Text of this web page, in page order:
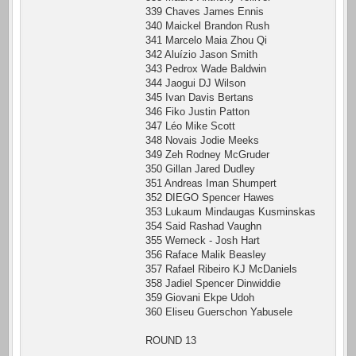
339 Chaves James Ennis
340 Maickel Brandon Rush
341 Marcelo Maia Zhou Qi
342 Aluízio Jason Smith
343 Pedrox Wade Baldwin
344 Jaogui DJ Wilson
345 Ivan Davis Bertans
346 Fiko Justin Patton
347 Léo Mike Scott
348 Novais Jodie Meeks
349 Zeh Rodney McGruder
350 Gillan Jared Dudley
351 Andreas Iman Shumpert
352 DIEGO Spencer Hawes
353 Lukaum Mindaugas Kusminskas
354 Said Rashad Vaughn
355 Werneck - Josh Hart
356 Raface Malik Beasley
357 Rafael Ribeiro KJ McDaniels
358 Jadiel Spencer Dinwiddie
359 Giovani Ekpe Udoh
360 Eliseu Guerschon Yabusele
ROUND 13